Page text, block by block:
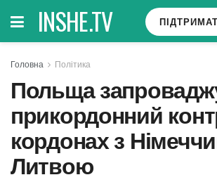
INSHE.TV
Головна Політика
Польща
прикордонний
кордонах з
Литвою